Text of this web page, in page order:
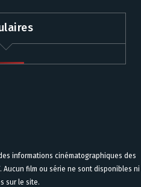
informations cinématographiques des
Aucun film ou série ne sont disponibles ni
sur le site.